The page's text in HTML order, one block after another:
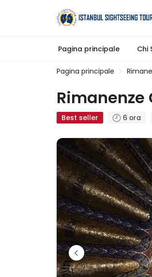
Pagina principale Chi
Pagina principale
Rimanenze
Best seller 6 ora